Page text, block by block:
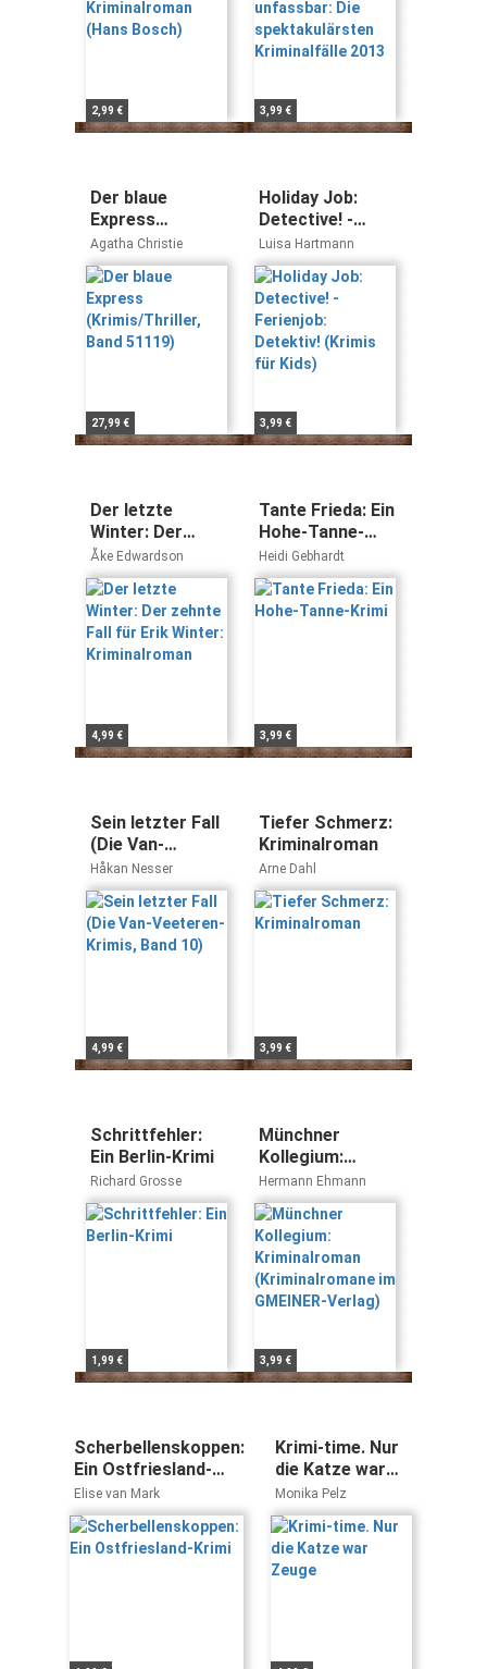
2,99 € 3,99 €
Der blaue
Express
(Krimis/Thriller,
Band 51119)
Agatha Christie
27,99 €
Holiday Job:
Detective! -
Ferienjob:
Detektiv! (Krimis
für Kids)
Luisa Hartmann
3,99 €
Der letzte
Winter: Der
zehnte Fall für
Erik Winter:
Kriminalroman
Åke Edwardson
4,99 €
Tante Frieda: Ein
Hohe-Tanne-
Krimi
Heidi Gebhardt
3,99 €
Sein letzter Fall
(Die Van-
Veeteren-Krimis,
Band 10)
Håkan Nesser
4,99 €
Tiefer Schmerz:
Kriminalroman
Arne Dahl
3,99 €
Schrittfehler:
Ein Berlin-Krimi
Richard Grosse
1,99 €
Münchner
Kollegium:
Kriminalroman
(Kriminalromane
im GMEINER-
Verlag)
Hermann Ehmann
3,99 €
Scherbellenskoppen:
Ein Ostfriesland-
Krimi
Elise van Mark
Krimi-time. Nur
die Katze war
Zeuge
Monika Pelz